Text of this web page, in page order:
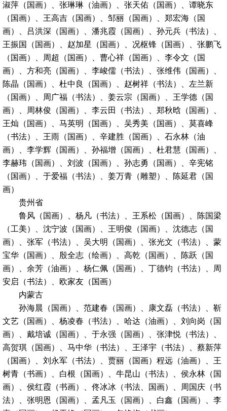
淑萍（国画）、张琳琳（油画）、张天佑（国画）、谭晓东
（国画）、王高吉（国画）、邹丽（国画）、郑宏海（国
画）、吕洪深（国画）、潘兆霞（国画）、孙元兵（书法）、
王振国（国画）、赵加星（国画）、况枢锋（国画）、张鹏飞
（国画）、周超（国画）、曹心祥（国画）、李令文（国
画）、方和亮（国画）、李峻儒（书法）、张维伟（国画）、
陈晶（国画）、杜中良（国画）、赵树祥（书法）、左兰新
（国画）、周广福（书法）、姜云宗（国画）、王学德（国
画）、周林俊（国画）、李云田（书法）、郑秋晗（国画）、
王灿（国画）、马英明（国画）、吴秀美（国画）、莫喜峰
（书法）、王雨（国画）、辛建胜（国画）、石永林（油
画）、李学辉（国画）、孙福增（国画）、杜君慧（国画）、
李赫玮（国画）、刘波（国画）、孙志勇（国画）、辛宪铭
（国画）、于爱福（书法）、姜万青（雕塑）、陈延君（国
画）
贵州省
鲁风（国画）、杨凡（书法）、王系松（国画）、陈国梁
（工美）、沈宁波（国画）、王明俊（国画）、沈德志（国
画）、张军（书法）、吴大明（国画）、张光文（书法）、蒙
宝华（国画）、殷全志（绘画）、高乾（国画）、陈跃（国
画）、余芳（油画）、杨仁佩（国画）、丁德钧（书法）、周
安启（书法）、欧家友（国画）
内蒙古
孙海晨（国画）、范建春（国画）、康文磊（书法）、靳
文艺（国画）、杨凌春（书法）、哈达（油画）、刘向岗（国
画）、戴培诚（国画）、于永强（国画）、张津悦（书法）、
高贺琪（国画）、马中华（书法）、王泽宇（书法）、蔡新萍
（国画）、刘永军（书法）、贾丽（国画）程远（油画）、王
树青（书画）、白根（国画）、牛昆山（书法）、侯永林（国
画）、侯红霞（书画）、佟冰冰（书法、国画）、周国庆（书
法）、张明恩（国画）、孟凡玉（国画）、白鑫（国画）、李